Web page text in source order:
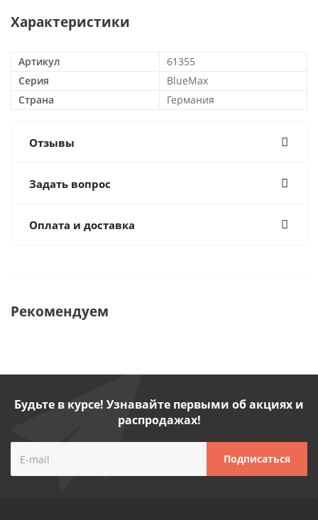
Характеристики
Артикул
61355
Серия
BlueMax
Страна
Германия
Отзывы
Задать вопрос
Оплата и доставка
Рекомендуем
Будьте в курсе! Узнавайте первыми об акциях и
распродажах!